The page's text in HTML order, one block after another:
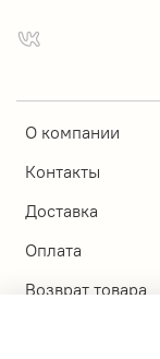
О компании
Контакты
Доставка
Оплата
Возврат товара